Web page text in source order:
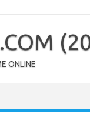
ONLINE